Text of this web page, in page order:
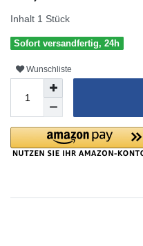
Inhalt 1 Stück
Sofort versandfertig, 24h
Wunschliste